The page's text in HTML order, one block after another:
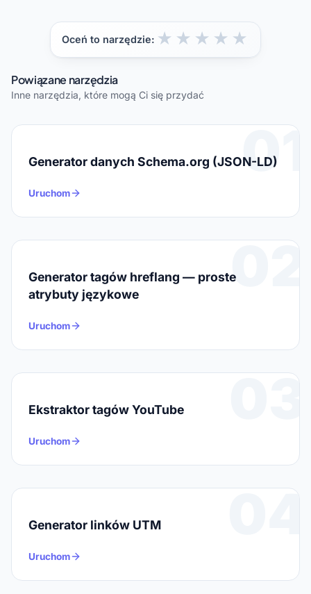
Oceń to narzędzie: ★
★
★
★
★
Powiązane narzędzia
Inne narzędzia, które mogą Ci się przydać
01
Generator danych Schema.org (JSON-LD)
Uruchom
02
Generator tagów hreflang — proste
atrybuty językowe
Uruchom
03
Ekstraktor tagów YouTube
Uruchom
04
Generator linków UTM
Uruchom